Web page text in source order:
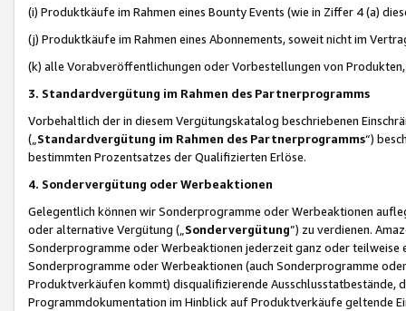
(i) Produktkäufe im Rahmen eines Bounty Events (wie in Ziffer 4 (a)
(j) Produktkäufe im Rahmen eines Abonnements, soweit nicht im
(k) alle Vorabveröffentlichungen oder Vorbestellungen von
3. Standardvergütung im Rahmen des Partnerprogramms
Vorbehaltlich der in diesem Vergütungskatalog beschriebenen
(„ Standardvergütung im Rahmen des Partnerprogramms“)
bestimmten Prozentsatzes der Qualifizierten Erlöse.
4. Sondervergütung oder Werbeaktionen
Gelegentlich können wir Sonderprogramme oder Werbeaktionen
oder alternative Vergütung („ Sondervergütung”) zu verdienen.
Sonderprogramme oder Werbeaktionen jederzeit ganz oder
Sonderprogramme oder Werbeaktionen (auch Sonderprogramme
Produktverkäufen kommt) disqualifizierende Ausschlusstatbestände,
Programmdokumentation im Hinblick auf Produktverkäufe geltende